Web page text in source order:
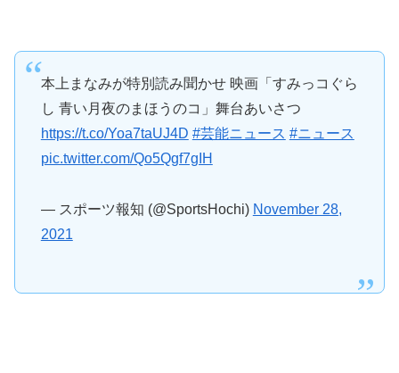
本上まなみが特別読み聞かせ 映画「すみっコぐら
し 青い月夜のまほうのコ」舞台あいさつ
https://t.co/Yoa7taUJ4D #芸能ニュース #ニュース
pic.twitter.com/Qo5Qgf7gIH
— スポーツ報知 (@SportsHochi) November 28,
2021